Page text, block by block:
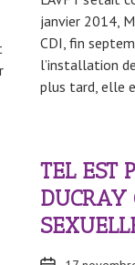
janvier 2014,
CDI, fin
l’installation
plus tard, elle
TEL EST
DUCRAY